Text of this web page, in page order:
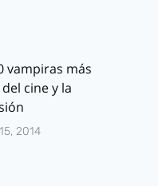
vampiras más
cine y la
2014